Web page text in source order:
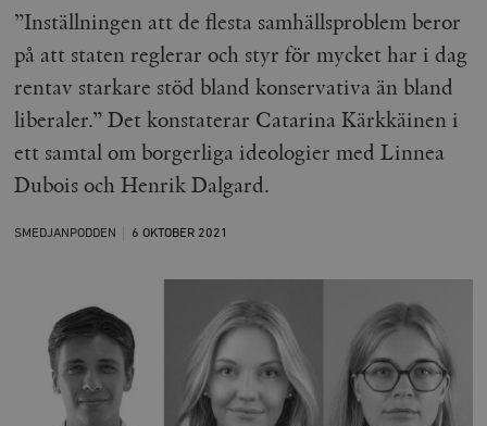
”Inställningen att de flesta samhällsproblem beror
på att staten reglerar och styr för mycket har i dag
rentav starkare stöd bland konservativa än bland
liberaler.” Det konstaterar Catarina Kärkkäinen i
ett samtal om borgerliga ideologier med Linnea
Dubois och Henrik Dalgard.
SMEDJANPODDEN 6 OKTOBER 2021